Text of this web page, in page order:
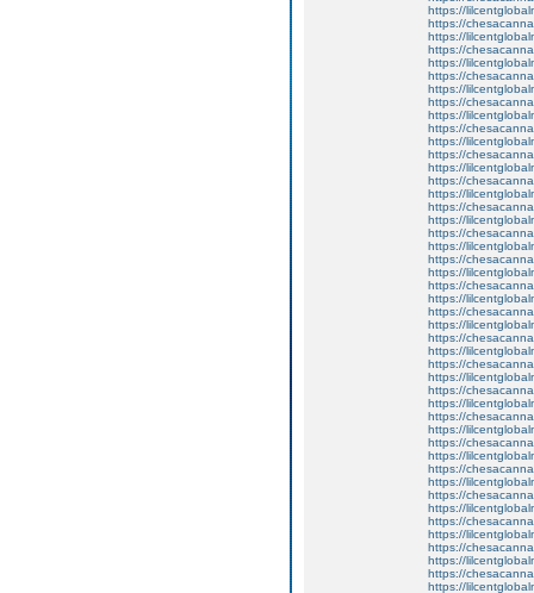
https://
https://
https://
https://
https://
https://
https://
https://
https://
https://
https://
https://
https://
https://
https://
https://
https://
https://
https://
https://
https://
https://
https://
https://
https://
https://
https://
https://
https://
https://
https://
https://
https://
https://
https://
https://
https://
https://
https://
https://
https://
https://
https://
https://
https://